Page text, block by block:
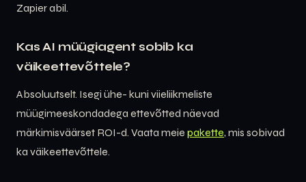
Zapier abil.
Kas AI müügiagent sobib ka
väikeettevõttele?
Absoluutselt. Isegi ühe- kuni viieliikmeliste
müügimeeskondadega ettevõtted näevad
märkimisväärset ROI-d. Vaata meie pakette, mis sobivad
ka väikeettevõttele.